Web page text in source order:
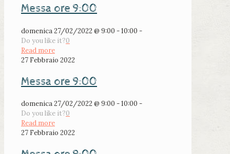
Messa ore 9:00
domenica 27/02/2022 @ 9:00 - 10:00 -
Do you like it?0
Read more
27 Febbraio 2022
Messa ore 9:00
domenica 27/02/2022 @ 9:00 - 10:00 -
Do you like it?0
Read more
27 Febbraio 2022